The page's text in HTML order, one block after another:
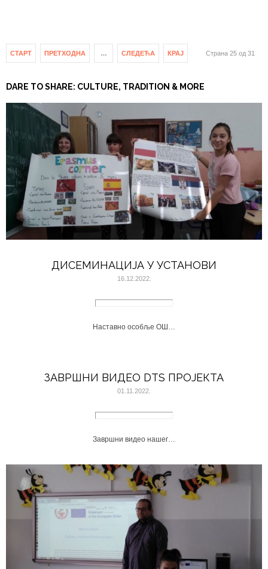
СТАРТ ПРЕТХОДНА … СЛЕДЕЋА КРАЈ Страна 25 од 31
DARE TO SHARE: CULTURE, TRADITION & MORE
ДИСЕМИНАЦИЈА У УСТАНОВИ
16.12.2022.
Наставно особље ОШ…
ЗАВРШНИ ВИДЕО DTS ПРОЈЕКТА
01.11.2022.
Завршни видео нашег…